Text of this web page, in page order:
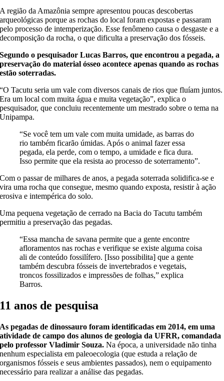
A região da Amazônia sempre apresentou poucas descobertas
arqueológicas porque as rochas do local foram expostas e passaram
pelo processo de intemperização. Esse fenômeno causa o desgaste e a
decomposição da rocha, o que dificulta a preservação dos fósseis.
Segundo o pesquisador Lucas Barros, que encontrou a pegada, a
preservação do material ósseo acontece apenas quando as rochas
estão soterradas.
“O Tacutu seria um vale com diversos canais de rios que fluíam juntos.
Era um local com muita água e muita vegetação”, explica o
pesquisador, que concluiu recentemente um mestrado sobre o tema na
Unipampa.
“Se você tem um vale com muita umidade, as barras do
rio também ficarão úmidas. Após o animal fazer essa
pegada, ela perde, com o tempo, a umidade e fica dura.
Isso permite que ela resista ao processo de soterramento”.
Com o passar de milhares de anos, a pegada soterrada solidifica-se e
vira uma rocha que consegue, mesmo quando exposta, resistir à ação
erosiva e intempérica do solo.
Uma pequena vegetação de cerrado na Bacia do Tacutu também
permitiu a preservação das pegadas.
“Essa mancha de savana permite que a gente encontre
afloramentos nas rochas e verifique se existe alguma coisa
ali de conteúdo fossilífero. [Isso possibilita] que a gente
também descubra fósseis de invertebrados e vegetais,
troncos fossilizados e impressões de folhas,” explica
Barros.
11 anos de pesquisa
As pegadas de dinossauro foram identificadas em 2014, em uma
atividade de campo dos alunos de geologia da UFRR, comandada
pelo professor Vladimir Souza.Na época, a universidade não tinha
nenhum especialista em paleoecologia (que estuda a relação de
organismos fósseis e seus ambientes passados), nem o equipamento
necessário para realizar a análise das pegadas.